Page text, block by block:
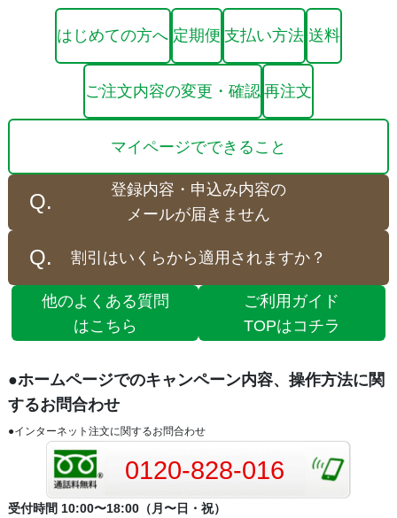
はじめての方へ 定期便 支払い方法 送料
ご注文内容の変更・確認 再注文
マイページでできること
登録内容・申込み内容の
メールが届きません
割引はいくらから適用されますか？
他のよくある質問
はこちら
ご利用ガイド
TOPはコチラ
●ホームページでのキャンペーン内容、操作方法に関
するお問合わせ
●インターネット注文に関するお問合わせ
0120-828-016
受付時間 10:00〜18:00（月〜日・祝）